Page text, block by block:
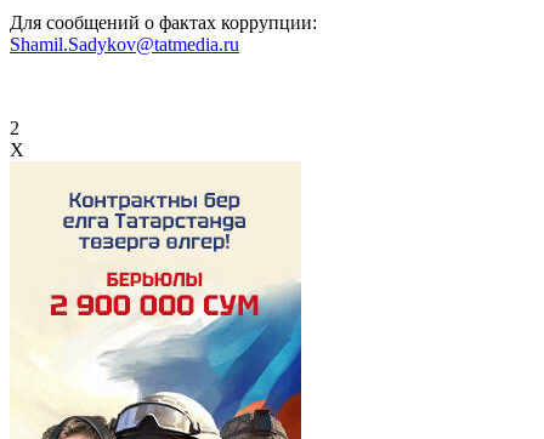
Для сообщений о фактах коррупции:
Shamil.Sadykov@tatmedia.ru
2
X